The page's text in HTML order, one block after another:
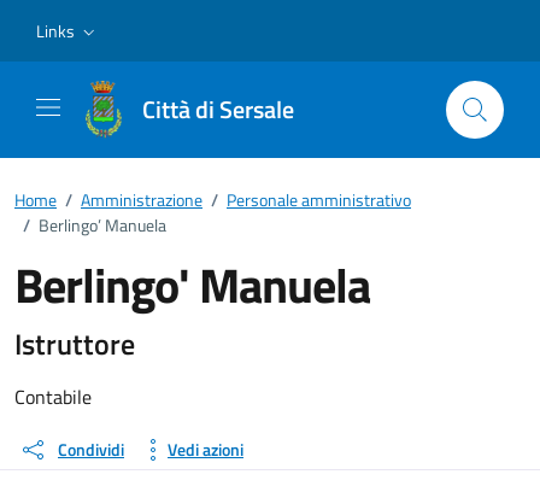
Links
Città di Sersale
Home / Amministrazione / Personale amministrativo
/ Berlingo’ Manuela
Berlingo' Manuela
Dettagli della persona
Istruttore
Contabile
Condividi Vedi azioni